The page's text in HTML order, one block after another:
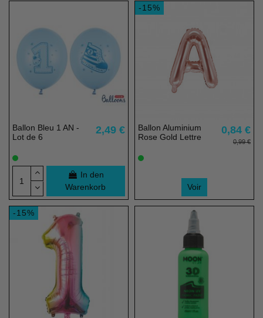
Ballon Bleu 1 AN -
Lot de 6
2,49 €
In den
Warenkorb
-15%
Ballon Aluminium
Rose Gold Lettre
0,84 €
0,99 €
Voir
-15%